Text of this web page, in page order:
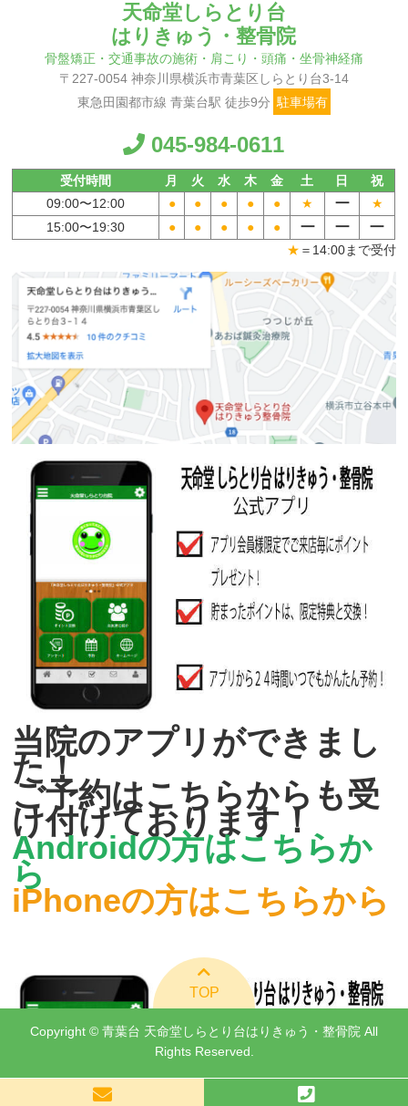
天命堂しらとり台
はりきゅう・整骨院
骨盤矯正・交通事故の施術・肩こり・頭痛・坐骨神経痛
〒227-0054 神奈川県横浜市青葉区しらとり台3-14
東急田園都市線 青葉台駅 徒歩9分 駐車場有
045-984-0611
受付時間 月 火 水 木 金 土 日
祝
09:00〜12:00 ● ● ● ● ● ★ ー
★
15:00〜19:30 ● ● ● ● ● ー ー ー
★ ＝14:00まで受付
当院のアプリができまし
た！
ご予約はこちらからも受
け付けております！
Androidの方はこちらか
ら
iPhoneの方はこちらから
TOP
Copyright © 青葉台 天命堂しらとり台はりきゅう・整骨院 All
Rights Reserved.